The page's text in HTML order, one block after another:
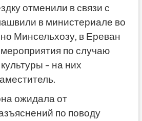
отменили в связи с
в министериале во
Минсельхозу, в Ереван
по случаю
– на них
ожидала от
по поводу